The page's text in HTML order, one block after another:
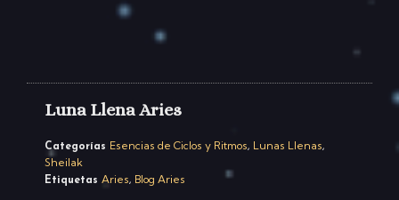
Luna Llena Aries
Categorías Esencias de Ciclos y Ritmos, Lunas Llenas,
Sheilak
Etiquetas Aries, Blog Aries